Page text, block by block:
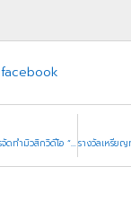
facebook
รางวัลระดับยอดเยี่ยม การจัดทำมิวสิกวิดีโอ “เพลงครูไทยยิ้มได้ เมื่อภัยมา”